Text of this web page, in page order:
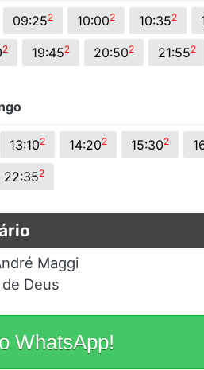
09:252 10:002 10:352
2 19:452 20:502 21:552
13:102 14:202 15:302
22:352
Maggi
Deus
WhatsApp!